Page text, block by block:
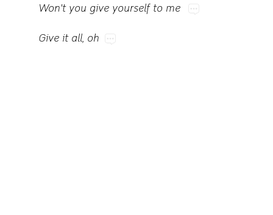
Won't​you​give​yourself​to​me
Give​it​all,​oh